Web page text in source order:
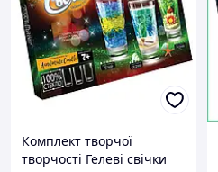
Комплект творчої
творчості Гелеві свічки